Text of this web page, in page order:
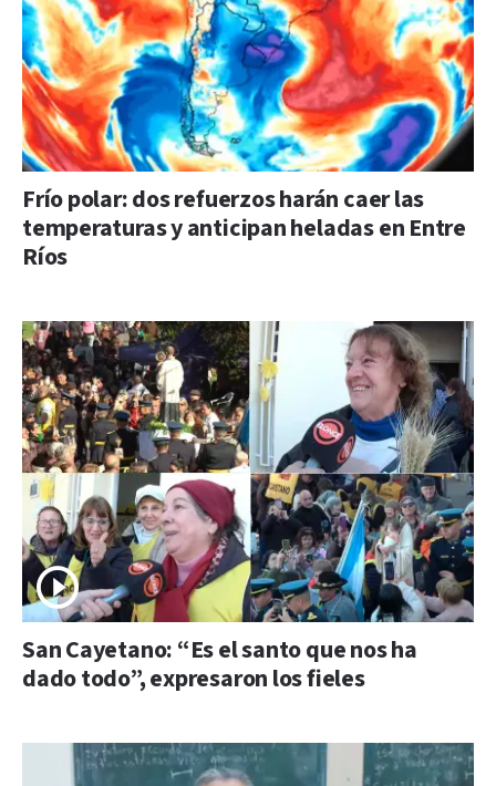
Frío polar: dos refuerzos harán caer las
temperaturas y anticipan heladas en Entre
Ríos
San Cayetano: “Es el santo que nos ha
dado todo”, expresaron los fieles